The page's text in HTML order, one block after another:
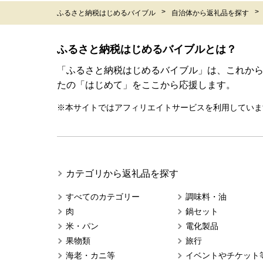
ふるさと納税はじめるバイブル 自治体から返礼品を探す
ふるさと納税はじめるバイブルとは？
「ふるさと納税はじめるバイブル」は、これ
たの「はじめて」をここから応援します。
※本サイトではアフィリエイトサービスを利用してい
カテゴリから返礼品を探す
すべてのカテゴリー
肉
米・パン
果物類
海老・カニ等
調味料・油
鍋セット
電化製品
旅行
イベントやチケット